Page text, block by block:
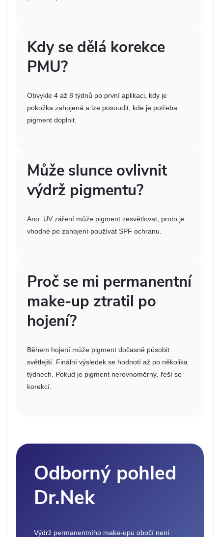
Kdy se dělá korekce
PMU?
Obvykle 4 až 8 týdnů po první aplikaci, kdy je
pokožka zahojená a lze posoudit, kde je potřeba
pigment doplnit.
Může slunce ovlivnit
výdrž pigmentu?
Ano. UV záření může pigment zesvětlovat, proto je
vhodné po zahojení používat SPF ochranu.
Proč se mi permanentní
make-up ztratil po
hojení?
Během hojení může pigment dočasně působit
světlejší. Finální výsledek se hodnotí až po několika
týdnech. Pokud je pigment nerovnoměrný, řeší se
korekcí.
Odborný pohled
Dr.Nek
Výdrž permanentního make-upu obočí není